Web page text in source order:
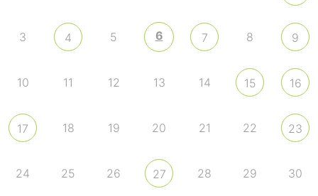
3 4 5 6 7 8 9
10 11 12 13 14 15 16
17 18 19 20 21 22 23
24 25 26 27 28 29 30